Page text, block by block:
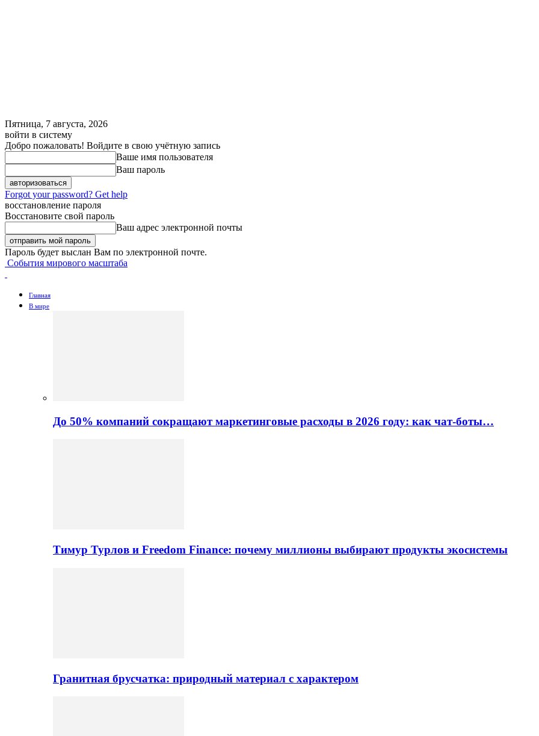
Пятница, 7 августа, 2026
войти в систему
Добро пожаловать! Войдите в свою учётную запись
Ваше имя пользователя
Ваш пароль
Forgot your password? Get help
восстановление пароля
Восстановите свой пароль
Ваш адрес электронной почты
Пароль будет выслан Вам по электронной почте.
События мирового масштаба
Главная
В мире
До 50% компаний сокращают маркетинговые расходы в 2026 году: как чат-боты…
Тимур Турлов и Freedom Finance: почему миллионы выбирают продукты экосистемы
Гранитная брусчатка: природный материал с характером